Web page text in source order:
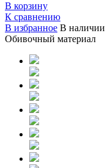
В корзину
К сравнению
В избранное В наличии
Обивочный материал